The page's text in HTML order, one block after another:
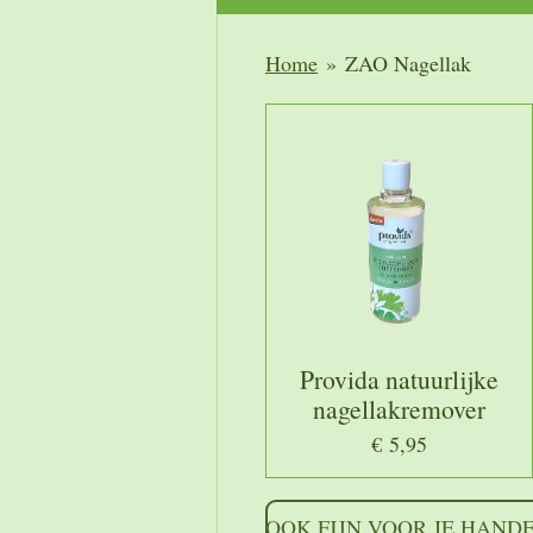
Home » ZAO Nagellak
Provida natuurlijke
nagellakremover
€ 5,95